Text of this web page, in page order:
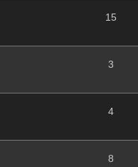
15
3
4
8